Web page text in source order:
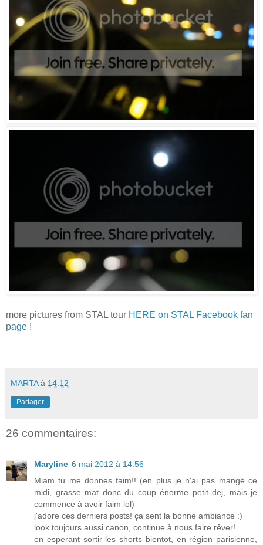
more pictures from STAL tour HERE on STAL Facebook fan
page !
MARTA à 14:12
Partager
26 commentaires:
Maryline 6 mai 2012 à 14:56
Miam tu me donnes faim!! (en plus je n'ai pas mangé ce
midi, grasse mat donc du coup énorme petit dej, mais je
commence à avoir faim lol)
j'adore ces derniers posts! ça sent la bonne ambiance :)
look toujours aussi canon, continue à nous faire rêver!
en esperant sortir les shorts bientot, en région parisienne,